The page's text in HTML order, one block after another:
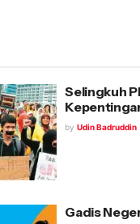
Selingkuh
by Udin Badruddin
Gadis